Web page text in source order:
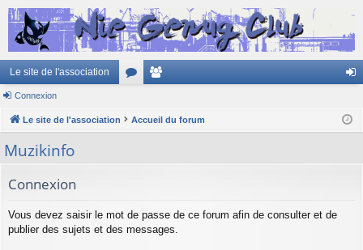
Le site de l'association
u m ne
Connexion
Le site de l'association Accueil du forum
Muzikinfo
Connexion
Vous devez saisir le mot de passe de ce forum afin de consulter et de
publier des sujets et des messages.